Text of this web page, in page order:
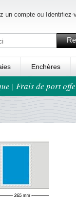
un compte ou Identifiez-
Enchères
| Frais de port